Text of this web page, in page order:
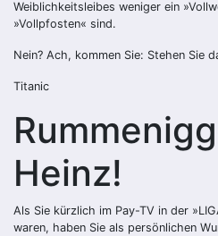
Weiblichkeitsleibes weniger ein
»Vollpfosten« sind.
Nein? Ach, kommen Sie: Stehen Sie
Titanic
Heinz!
Als Sie kürzlich im Pay-TV in der
waren, haben Sie als persönlichen